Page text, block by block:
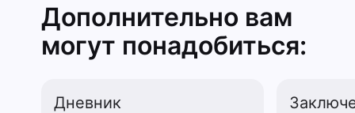
Дополнительно вам
могут понадобиться:
Дневник